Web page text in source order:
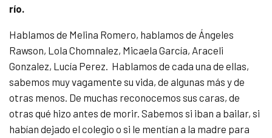
río.
Hablamos de Melina Romero, hablamos de Ángeles
Rawson, Lola Chomnalez, Micaela García, Araceli
Gonzalez, Lucía Perez. Hablamos de cada una de ellas,
sabemos muy vagamente su vida, de algunas más y de
otras menos. De muchas reconocemos sus caras, de
otras qué hizo antes de morir. Sabemos si iban a bailar, si
habían dejado el colegio o si le mentían a la madre para